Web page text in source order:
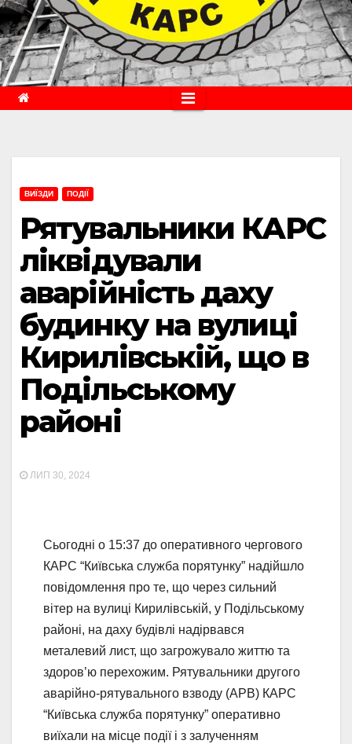
ВИЇЗДИ ПОДІЇ
Рятувальники КАРС
ліквідували
аварійність даху
будинку на вулиці
Кирилівській, що в
Подільському
районі
ЛИП 30, 2024
Сьогодні о 15:37 до оперативного чергового
КАРС “Київська служба порятунку” надійшло
повідомлення про те, що через сильний
вітер на вулиці Кирилівській, у Подільському
районі, на даху будівлі надірвався
металевий лист, що загрожувало життю та
здоров’ю перехожим. Рятувальники другого
аварійно-рятувального взводу (АРВ) КАРС
“Київська служба порятунку” оперативно
виїхали на місце події і з залученням